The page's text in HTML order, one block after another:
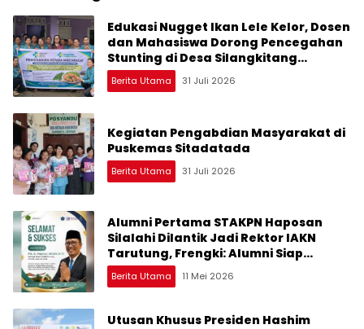
Edukasi Nugget Ikan Lele Kelor, Dosen
dan Mahasiswa Dorong Pencegahan
Stunting di Desa Silangkitang
Kecamatan Pahae Jae
Berita Utama 31 Juli 2026
Kegiatan Pengabdian Masyarakat di
Puskemas Sitadatada
Berita Utama 31 Juli 2026
Alumni Pertama STAKPN Haposan
Silalahi Dilantik Jadi Rektor IAKN
Tarutung, Frengki: Alumni Siap
Membekap
Berita Utama 11 Mei 2026
Utusan Khusus Presiden Hashim